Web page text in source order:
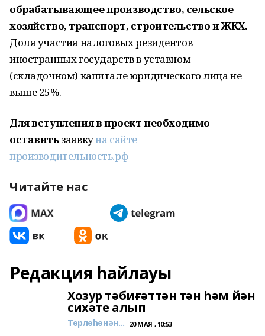
обрабатывающее производство, сельское
хозяйство, транспорт, строительство и ЖКХ.
Доля участия налоговых резидентов
иностранных государств в уставном
(складочном) капитале юридического лица не
выше 25%.
Для вступления в проект необходимо
оставитьзаявкуна сайте
производительность.рф
Читайте нас
Редакция һайлауы
Хозур тәбиғәттән тән һәм йән
сихәте алып
Төрлөһөнән... 20 МАЯ , 10:53